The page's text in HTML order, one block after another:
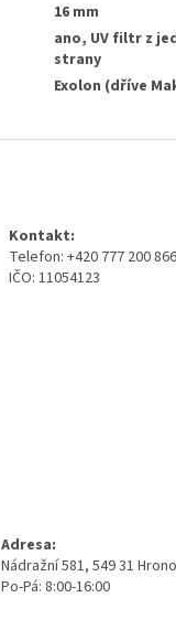
16 mm
ano, UV filtr z
strany
Exolon (dříve
Kontakt:
Telefon: +420 777 200 866
IČO: 11054123
Adresa:
Nádražní 581, 549 31
Po-Pá: 8:00-16:00